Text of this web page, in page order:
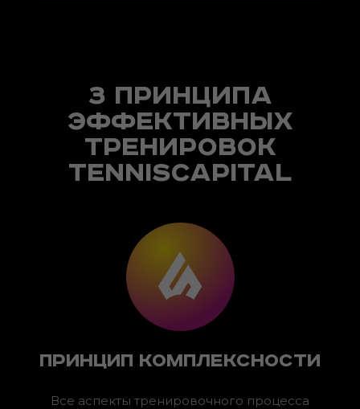
3 принципа
эффективных
тренировок
Tenniscapital
Принцип комплексности
Все аспекты тренировочного процесса